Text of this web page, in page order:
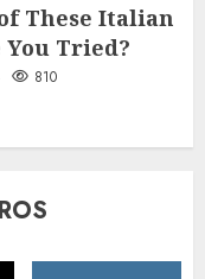
These Italian
You Tried?
810
in a Retro